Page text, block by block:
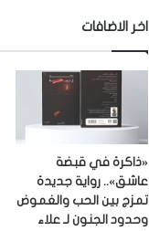
اخر الاضافات
«ذاكرة في قبضة
عاشق».. رواية جديدة
تمزج بين الحب والغموض
وحدود الجنون لـ علاء